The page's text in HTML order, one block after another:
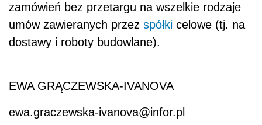
zamówień bez przetargu na wszelkie rodzaje
umów zawieranych przez spółki celowe (tj. na
dostawy i roboty budowlane).
EWA GRĄCZEWSKA-IVANOVA
ewa.graczewska-ivanova@infor.pl